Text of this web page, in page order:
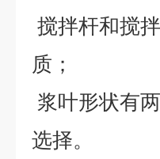
搅拌杆和搅
质；
浆叶形状有
选择。